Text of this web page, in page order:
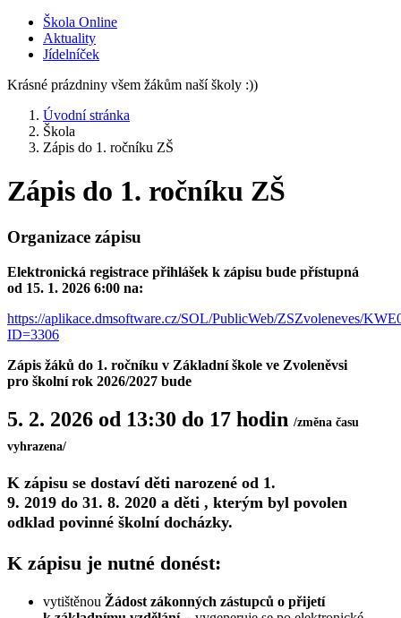
Škola Online
Aktuality
Jídelníček
Krásné prázdniny všem žákům naší školy :))
Úvodní stránka
Škola
Zápis do 1. ročníku ZŠ
Zápis do 1. ročníku ZŠ
Organizace zápisu
Elektronická registrace přihlášek k zápisu bude přístupná
od 15. 1. 2026 6:00 na:
https://aplikace.dmsoftware.cz/SOL/PublicWeb/ZSZvoleneves/
ID=3306
Zápis žáků do 1. ročníku v Základní škole ve Zvoleněvsi
pro školní rok 2026/2027 bude
5. 2. 2026 od 13:30 do 17 hodin /změna času
vyhrazena/
K zápisu se dostaví děti narozené od 1.
9. 2019 do 31. 8. 2020 a děti , kterým byl povolen
odklad povinné školní docházky.
K zápisu je nutné donést:
vytištěnou Žádost zákonných zástupců o přijetí